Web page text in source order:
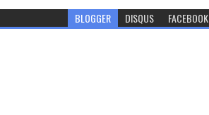
BLOGGER DISQUS FACEBOOK